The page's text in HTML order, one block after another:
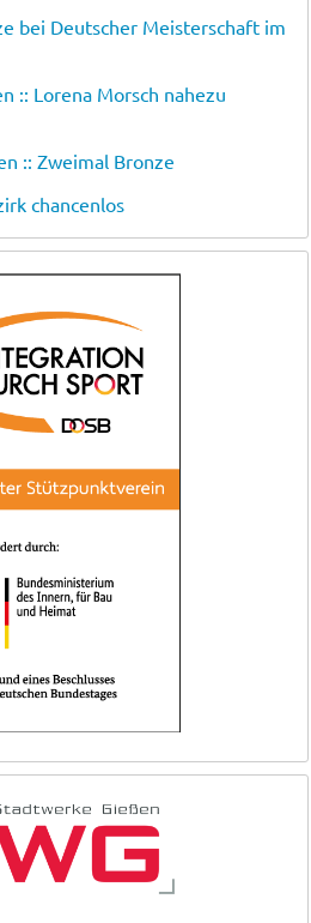
bei Deutscher Meisterschaft im
:: Lorena Morsch nahezu
:: Zweimal Bronze
chancenlos